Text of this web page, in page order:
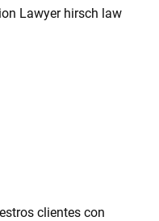
clientes con